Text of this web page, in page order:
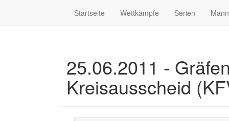
Startseite Wettkämpfe Serien
25.06.2011 -
Kreisausscheid